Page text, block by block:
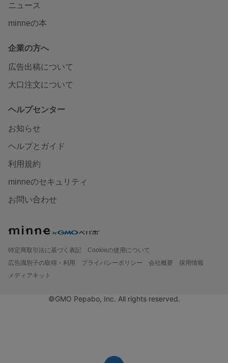
ニュース
minneの本
企業の方へ
広告出稿について
大口注文について
ヘルプセンター
お知らせ
ヘルプとガイド
利用規約
minneのセキュリティ
お問い合わせ
特定商取引法に基づく表記
Cookieの使用について
広告識別子の取得・利用
プライバシーポリシー 会社概要
採用情報
メディアキット
©GMO Pepabo, Inc. All rights reserved.